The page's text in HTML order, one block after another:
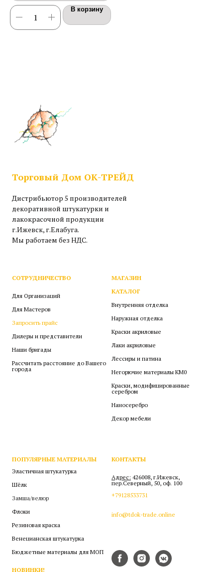
В корзину
Торговый Дом ОК-ТРЕЙД
Дистрибьютор 5 производителей
декоративной штукатурки и
лакокрасочной продукции
г.Ижевск, г.Елабуга.
Мы работаем без НДС.
СОТРУДНИЧЕСТВО
Для Организаций
Для Мастеров
Запросить прайс
Дилеры и представители
Наши бригады
Рассчитать расстояние до Вашего
города
МАГАЗИН
КАТАЛОГ
Внутренняя отделка
Наружная отделка
Краски акриловые
Лаки акриловые
Лессиры и патина
Негорючие материалы КМ0
Краски, модифицированные
серебром
Наносеребро
Декор мебели
ПОПУЛЯРНЫЕ МАТЕРИАЛЫ
Эластичная штукатурка
Шёлк
Замша/велюр
Флоки
Резиновая краска
Венецианская штукатурка
Бюджетные материалы для МОП
НОВИНКИ!
КОНТАКТЫ
Адрес: 426008, г.Ижевск,
пер.Северный, 50, оф. 100
+79128533731
info@tdok-trade.online